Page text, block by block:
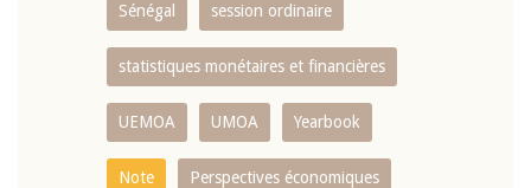
Sénégal session ordinaire
statistiques monétaires et financières
UEMOA UMOA Yearbook
Note Perspectives économiques